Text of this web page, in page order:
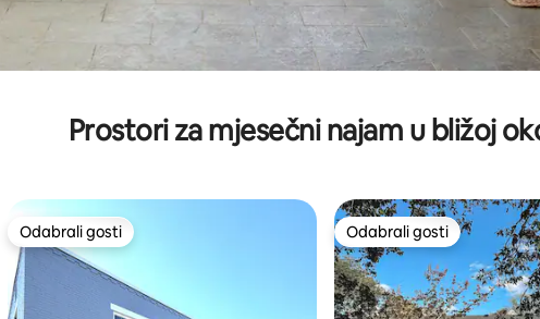
Prostori za mjesečni najam u bližoj
Odabrali gosti
Odabrali gosti Odabrali gosti
Odabrali gosti